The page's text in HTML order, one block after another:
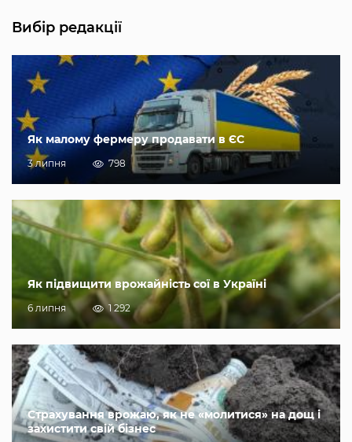
Вибір редакції
Як малому фермеру продавати в ЄС
3 липня 798
Як підвищити врожайність сої в Україні
6 липня 1 292
Страхування врожаю, як не «молитися» на дощ і
захистити свій бізнес